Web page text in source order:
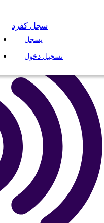
سجل كفرد
يسجل
تسجيل دخول
اقرأ لي